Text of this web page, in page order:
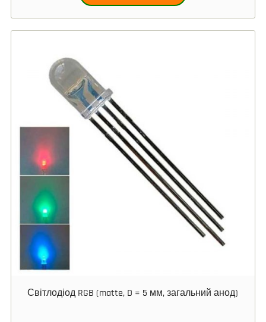
00
Світлодіод RGB (matte, D = 5 мм, загальний анод)